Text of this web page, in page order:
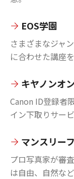
EOS学園
さまざまなジャ
に合わせた講座を
キヤノンオ
Canon ID登録者
イン下取りサー
マンスリー
プロ写真家が審
は自由、自然な